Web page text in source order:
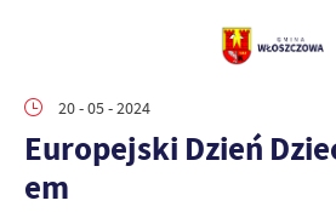
20 - 05 - 2024
Europejski Dzień
em